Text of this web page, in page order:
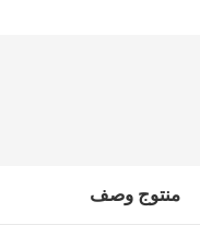
منتوج وصف